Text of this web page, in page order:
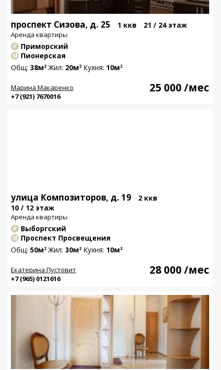
25 000/мес
Марина Макаренко
+7 (921) 7670016
проспект Сизова, д. 25 1 ккв 21 / 24 этаж
Аренда квартиры
Р Приморский
М Пионерская
Общ: 38м2Жил: 20м2Кухня: 10м2
28 000/мес
Екатерина Пустовит
+7 (965) 0121616
улица Композиторов, д. 19
2 ккв
10 / 12 этаж
Аренда квартиры
Р Выборгский
М Проспект Просвещения
Общ: 50м2Жил: 30м2Кухня: 10м2